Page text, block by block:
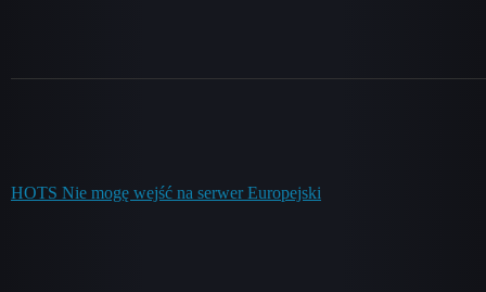
HOTS Nie mogę wejść na serwer Europejski